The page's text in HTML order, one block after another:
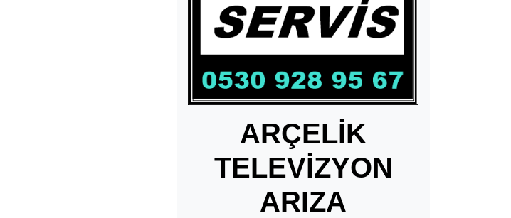
ARÇELİK
TELEVİZYON
ARIZA